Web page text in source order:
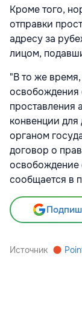
Кроме того,
отправки
адресу за
лицом,
"В то же
освобождения
проставления
конвенции
органом
договор о
освобождение
сообщается в
Источник